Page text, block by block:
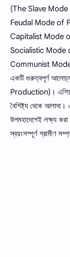
(The Slave Mode
Feudal Mode of
Capitalist Mode of
Socialistic Mode of
Communist Mode
একটি গুরুত্বপূর্ণ
Production)। এশিয়
বৈশিষ্ট্য থেকে
উপমহাদেশেই লক্ষ্য করা
স্বয়ংসম্পূর্ণ গ্রামীণ